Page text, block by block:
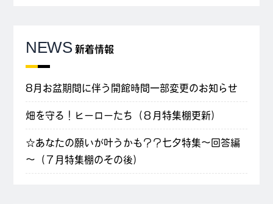
NEWS 新着情報
8月お盆期間に伴う開館時間一部変更のお知らせ
畑を守る！ヒーローたち（８月特集棚更新）
☆あなたの願いが叶うかも？？七夕特集～回答編
～（７月特集棚のその後）